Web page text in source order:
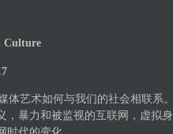
Culture
体艺术如何与我们的社会相联系。
，暴力和被监视的互联网，虚拟身